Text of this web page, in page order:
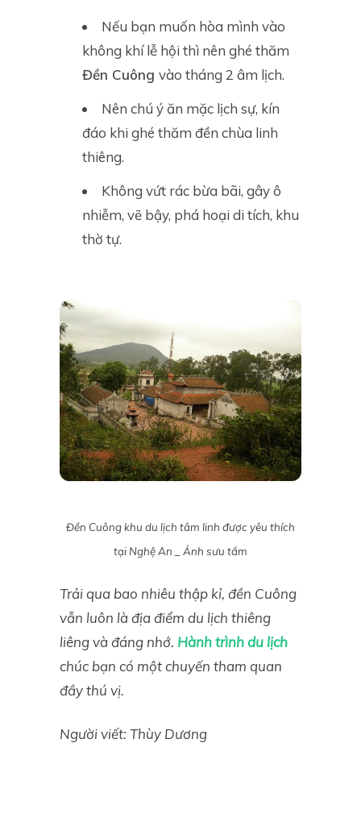
Nếu bạn muốn hòa mình vào
không khí lễ hội thì nên ghé thăm
Đền Cuông vào tháng 2 âm lịch.
Nên chú ý ăn mặc lịch sự, kín
đáo khi ghé thăm đền chùa linh
thiêng.
Không vứt rác bừa bãi, gây ô
nhiễm, vẽ bậy, phá hoại di tích, khu
thờ tự.
Đền Cuông khu du lịch tâm linh được yêu thích
tại Nghệ An _ Ảnh sưu tầm
Trải qua bao nhiêu thập kỉ, đền Cuông
vẫn luôn là địa điểm du lịch thiêng
liêng và đáng nhớ. Hành trình du lịch
chúc bạn có một chuyến tham quan
đầy thú vị.
Người viết: Thùy Dương